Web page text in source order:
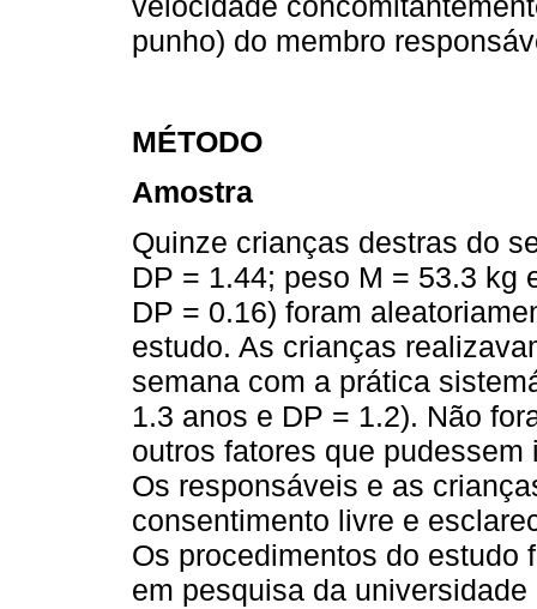
punho) do membro
MÉTODO
Amostra
Quinze crianças destras do
DP = 1.44; peso M = 53.3 kg
DP = 0.16) foram
estudo. As crianças
semana com a prática
1.3 anos e DP = 1.2). Não
outros fatores que
Os responsáveis e as
consentimento livre e
Os procedimentos do estudo
em pesquisa da universidade